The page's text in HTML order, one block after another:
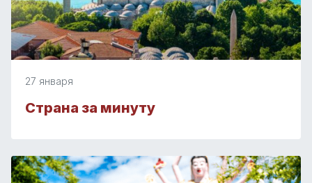
27 января
Страна за минуту